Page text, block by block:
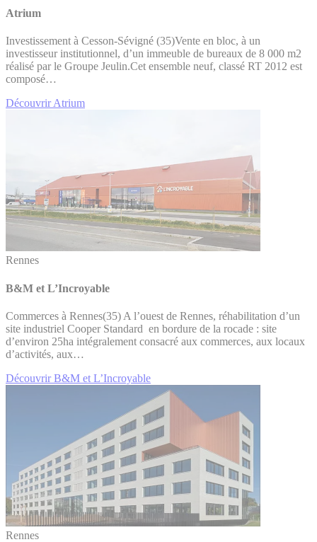
Atrium
Investissement à Cesson-Sévigné (35)Vente en bloc, à un
investisseur institutionnel, d’un immeuble de bureaux de 8 000 m2
réalisé par le Groupe Jeulin.Cet ensemble neuf, classé RT 2012 est
composé…
Découvrir Atrium
Rennes
B&M et L’Incroyable
Commerces à Rennes(35) A l’ouest de Rennes, réhabilitation d’un
site industriel Cooper Standard en bordure de la rocade : site
d’environ 25ha intégralement consacré aux commerces, aux locaux
d’activités, aux…
Découvrir B&M et L’Incroyable
Rennes